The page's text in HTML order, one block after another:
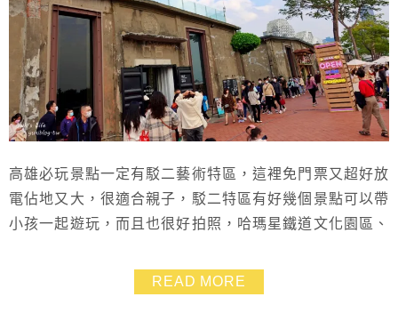
高雄必玩景點一定有駁二藝術特區，這裡免門票又超好放
電佔地又大，很適合親子，駁二特區有好幾個景點可以帶
小孩一起遊玩，而且也很好拍照，哈瑪星鐵道文化園區、
體力十足的朋友們，也可以從旗津老街搭船過來，一口氣
逛好幾個點，從哈瑪星鐵道文化園區走到大義公園，都要
READ MORE